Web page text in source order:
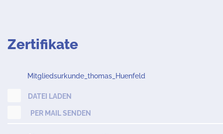
Zertifikate
Mitgliedsurkunde_thomas_Huenfeld
DATEI LADEN
PER MAIL SENDEN